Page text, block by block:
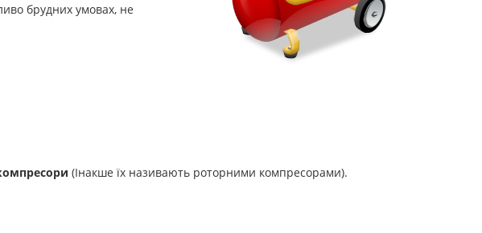
брудних умовах, не
(Інакше їх називають роторними компресорами).